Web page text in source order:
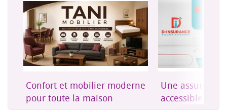
Confort et mobilier moderne
pour toute la maison
Une
accessible à